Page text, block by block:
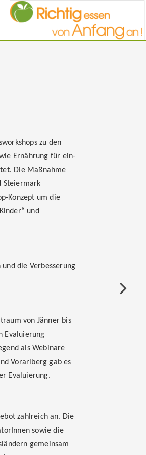
zu den
Ernährung für ein-
Die Maßnahme
Steiermark
Konzept um die
und
die Verbesserung
von Jänner bis
Evaluierung
als Webinare
Vorarlberg gab es
Evaluierung.
zahlreich an. Die
sowie die
gemeinsam